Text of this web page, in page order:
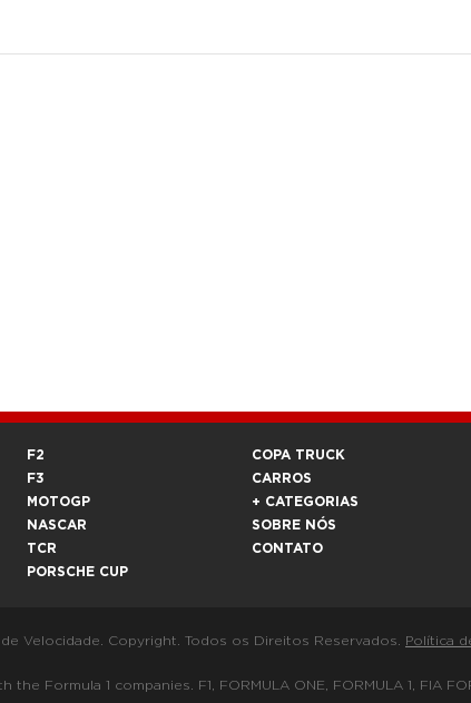
F2
F3
MOTOGP
NASCAR
TCR
PORSCHE CUP
COPA TRUCK
CARROS
+ CATEGORIAS
SOBRE NÓS
CONTATO
Velocidade. Copyright. Todos os Direitos Reservados. Política
Formula 1 companies. F1, FORMULA ONE, FORMULA 1, FIA